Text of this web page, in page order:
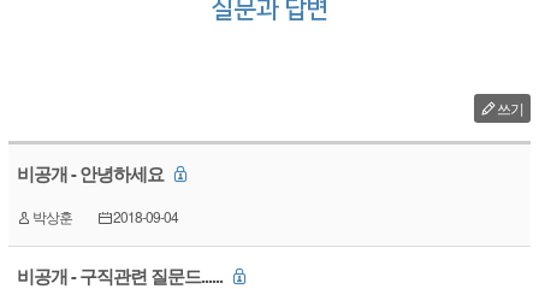
질문과 답변
쓰기
비공개 - 안녕하세요
박상훈 2018-09-04
비공개 - 구직관련 질문드......